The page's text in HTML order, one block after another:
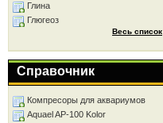
Глина
Глюгеоз
Весь список
Справочник
Компресоры для аквариумов
Aquael AP-100 Kolor